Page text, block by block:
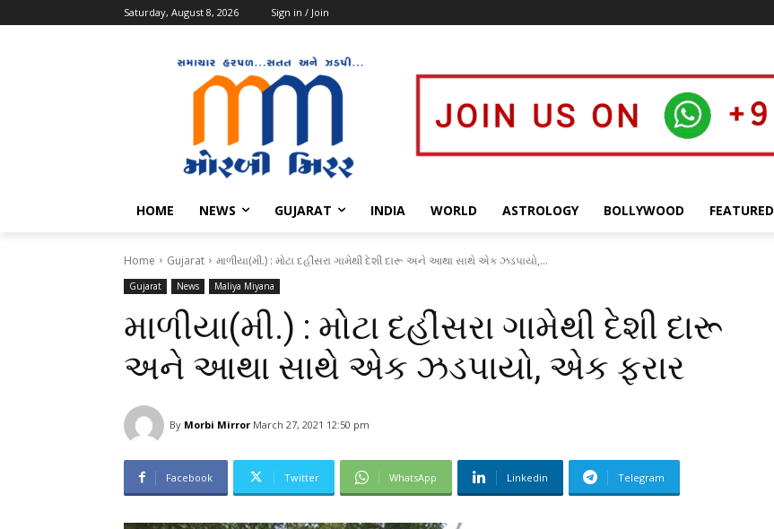
Saturday, August 8, 2026 Sign in / Join
HOME NEWS GUJARAT INDIA WORLD ASTROLOGY BOLLYWOOD FEATURED
Home Gujarat માળીયા(મી.) : મોટા દહીંસરા ગામેથી દેશી દારૂ અને આથા સાથે એક ઝડપાયો,...
Gujarat News Maliya Miyana
માળીયા(મી.) : મોટા દહીંસરા ગામેથી દેશી દારૂ
અને આથા સાથે એક ઝડપાયો, એક ફરાર
By Morbi Mirror March 27, 2021 12:50 pm
Facebook Twitter WhatsApp Linkedin Telegram